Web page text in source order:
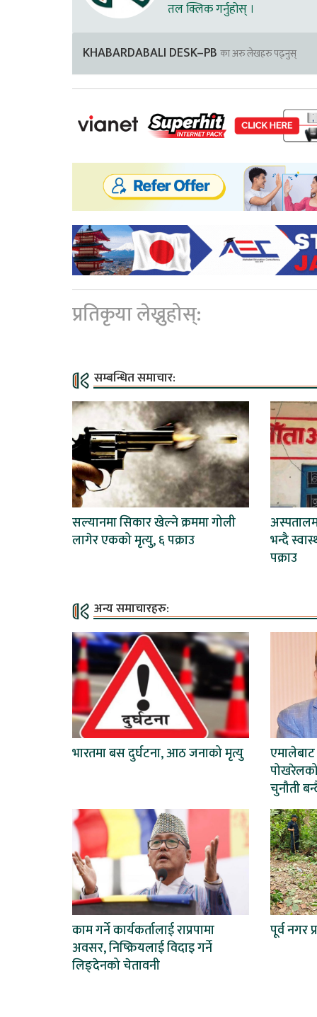
तल क्लिक गर्नुहोस् ।
KHABARDABALI DESK–PB का अरु लेखहरु पढ्नुस्
प्रतिकृया लेख्नुहोस्:
सम्बन्धित समाचार:
सल्यानमा सिकार खेल्ने क्रममा गोली
लागेर एकको मृत्यु, ६ पक्राउ
भन्दै
पक्राउ
अन्य समाचारहरु:
भारतमा बस दुर्घटना, आठ जनाको मृत्यु
पोखरेलको
चुनौती
काम गर्ने कार्यकर्तालाई राप्रपामा
अवसर, निष्क्रियलाई विदाइ गर्ने
लिङ्देनको चेतावनी
पूर्व नगर